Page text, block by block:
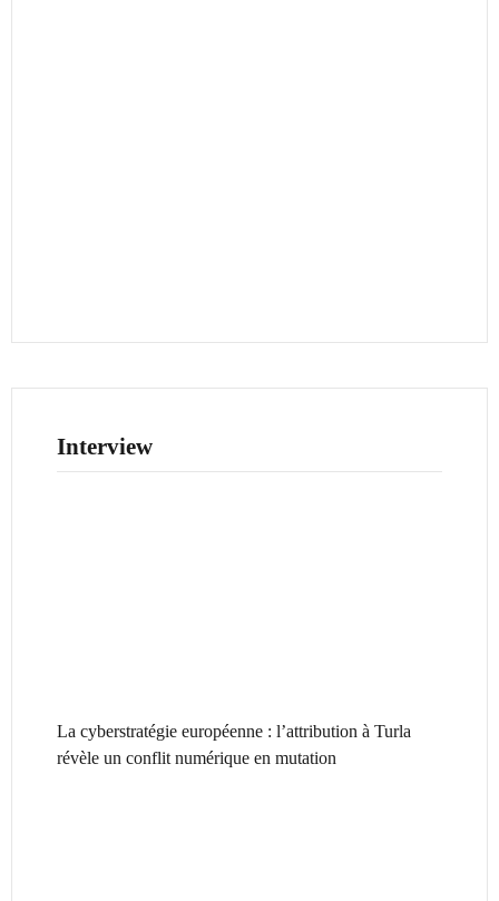
Interview
La cyberstratégie européenne : l’attribution à Turla
révèle un conflit numérique en mutation